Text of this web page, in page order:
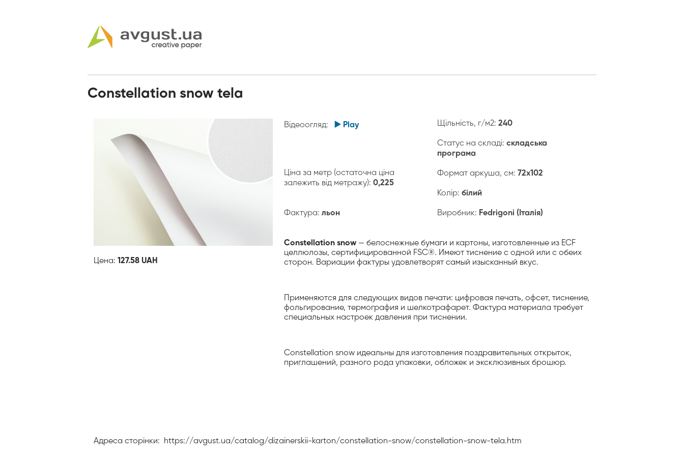
Constellation snow tela
Цена: 127.58 UAH
Відеоогляд: ▶️ Play Щільність, г/м2: 240
Статус на складі: складська
програма
Ціна за метр (остаточна ціна
залежить від метражу): 0,225
Формат аркуша, см: 72х102
Колір: білий
Фактура: льон Виробник: Fedrigoni (Італія)
Constellation snow — белоснежные бумаги и картоны, изготовленные из ECF
целлюлозы, сертифицированной FSC®. Имеют тиснение с одной или с обеих
сторон. Вариации фактуры удовлетворят самый изысканный вкус.
Применяются для следующих видов печати: цифровая печать, офсет, тиснение,
фольгирование, термография и шелкотрафарет. Фактура материала требует
специальных настроек давления при тиснении.
Constellation snow идеальны для изготовления поздравительных открыток,
приглашений, разного рода упаковки, обложек и эксклюзивных брошюр.
Адреса сторінки: https://avgust.ua/catalog/dizainerskii-karton/constellation-snow/constellation-snow-tela.htm